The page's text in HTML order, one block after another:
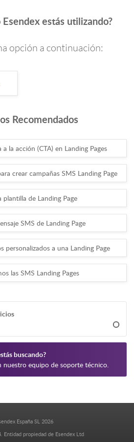
estás utilizando?
opción a continuación:
Recomendados
la acción (CTA) en Landing Pages
crear campañas SMS Landing Page
plantilla de Landing Page
SMS de Landing Page
personalizados a una Landing Page
las SMS Landing Pages
buscando?
nuestro equipo de soporte técnico.
España SL 2026
Entidad propiedad de Esendex Ltd